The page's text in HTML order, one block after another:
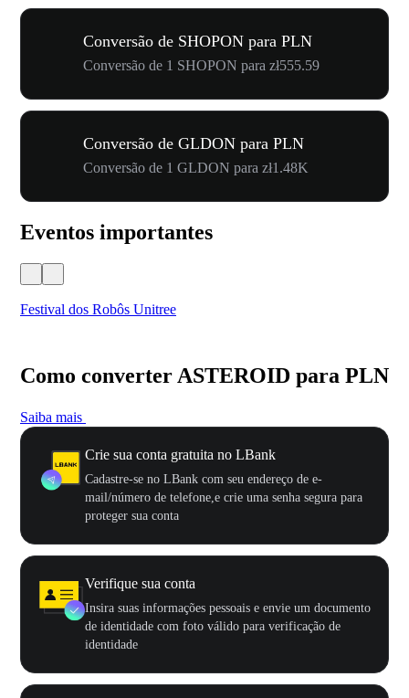
Conversão de SHOPON para PLN
Conversão de 1 SHOPON para zł555.59
Conversão de GLDON para PLN
Conversão de 1 GLDON para zł1.48K
Eventos importantes
Festival dos Robôs Unitree
Como converter ASTEROID para PLN
Saiba mais
Crie sua conta gratuita no LBank
Cadastre-se no LBank com seu endereço de e-
mail/número de telefone,e crie uma senha segura para
proteger sua conta
Verifique sua conta
Insira suas informações pessoais e envie um documento
de identidade com foto válido para verificação de
identidade